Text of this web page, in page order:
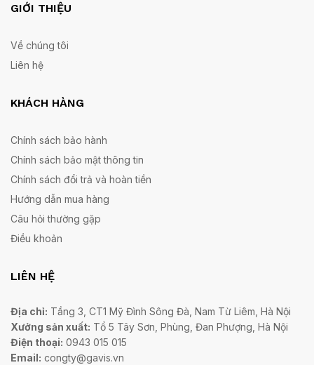
GIỚI THIỆU
Về chúng tôi
Liên hệ
KHÁCH HÀNG
Chính sách bảo hành
Chính sách bảo mật thông tin
Chính sách đổi trả và hoàn tiền
Hướng dẫn mua hàng
Câu hỏi thường gặp
Điều khoản
LIÊN HỆ
Địa chỉ: Tầng 3, CT1 Mỹ Đình Sông Đà, Nam Từ Liêm, Hà Nội
Xưởng sản xuất: Tổ 5 Tây Sơn, Phùng, Đan Phượng, Hà Nội
Điện thoại: 0943 015 015
Email: congty@gavis.vn